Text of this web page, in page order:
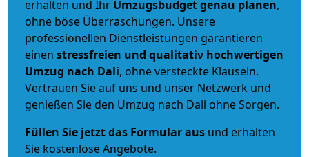
erhalten und Ihr Umzugsbudgetgenau planen,
ohne böse Überraschungen. Unsere
professionellen Dienstleistungen garantieren
einen stressfreien und qualitativ hochwertigen
Umzug nach Dali, ohne versteckte Klauseln.
Vertrauen Sie auf uns und unser Netzwerk und
genießen Sie den Umzug nach Dali ohne Sorgen.
Füllen Sie jetzt das Formular aus und erhalten
Sie kostenlose Angebote.